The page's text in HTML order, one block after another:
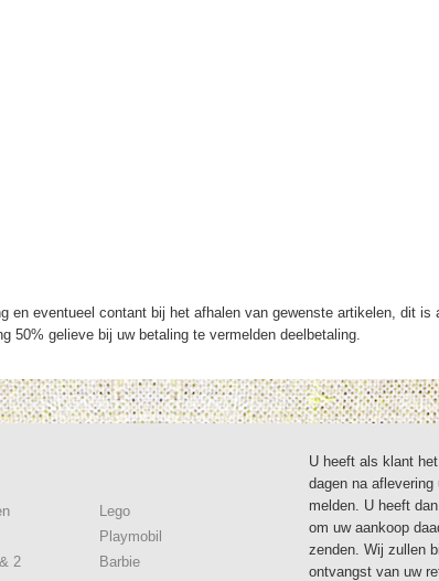
en eventueel contant bij het afhalen van gewenste artikelen, dit
50% gelieve bij uw betaling te vermelden deelbetaling.
2
Lego
Playmobil
Barbie
U heeft als klant
dagen na
melden. U heeft
om uw aankoop
zenden. Wij zullen
ontvangst van uw